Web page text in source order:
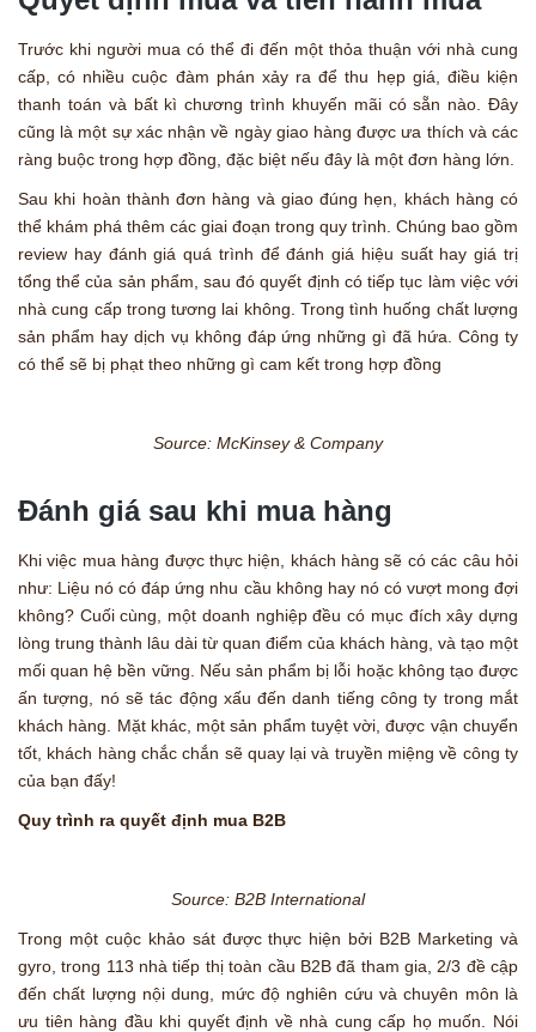
Trước khi người mua có thể đi đến một thỏa thuận với nhà cung
cấp, có nhiều cuộc đàm phán xảy ra để thu hẹp giá, điều kiện
thanh toán và bất kì chương trình khuyến mãi có sẵn nào. Đây
cũng là một sự xác nhận về ngày giao hàng được ưa thích và các
ràng buộc trong hợp đồng, đặc biệt nếu đây là một đơn hàng lớn.
Sau khi hoàn thành đơn hàng và giao đúng hẹn, khách hàng có
thể khám phá thêm các giai đoạn trong quy trình. Chúng bao gồm
review hay đánh giá quá trình để đánh giá hiệu suất hay giá trị
tổng thể của sản phẩm, sau đó quyết định có tiếp tục làm việc với
nhà cung cấp trong tương lai không. Trong tình huống chất lượng
sản phẩm hay dịch vụ không đáp ứng những gì đã hứa. Công ty
có thể sẽ bị phạt theo những gì cam kết trong hợp đồng
Source: McKinsey & Company
Đánh giá sau khi mua hàng
Khi việc mua hàng được thực hiện, khách hàng sẽ có các câu hỏi
như: Liệu nó có đáp ứng nhu cầu không hay nó có vượt mong đợi
không? Cuối cùng, một doanh nghiệp đều có mục đích xây dựng
lòng trung thành lâu dài từ quan điểm của khách hàng, và tạo một
mối quan hệ bền vững. Nếu sản phẩm bị lỗi hoặc không tạo được
ấn tượng, nó sẽ tác động xấu đến danh tiếng công ty trong mắt
khách hàng. Mặt khác, một sản phẩm tuyệt vời, được vận chuyển
tốt, khách hàng chắc chắn sẽ quay lại và truyền miệng về công ty
của bạn đấy!
Quy trình ra quyết định mua B2B
Source: B2B International
Trong một cuộc khảo sát được thực hiện bởi B2B Marketing và
gyro, trong 113 nhà tiếp thị toàn cầu B2B đã tham gia, 2/3 đề cập
đến chất lượng nội dung, mức độ nghiên cứu và chuyên môn là
ưu tiên hàng đầu khi quyết định về nhà cung cấp họ muốn. Nói